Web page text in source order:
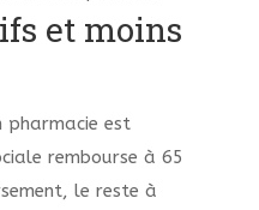
et moins
pharmacie est
rembourse à 65
le reste à